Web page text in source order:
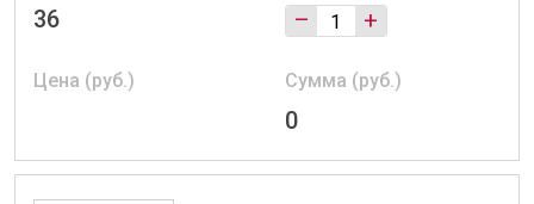
36 – +
Цена (руб.) Сумма (руб.)
0